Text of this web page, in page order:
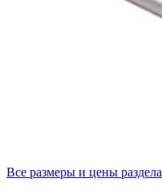
Все размеры и цены раздела